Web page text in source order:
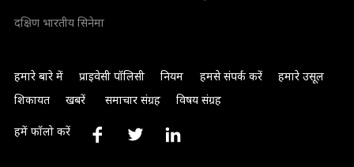
दक्षिण भारतीय सिनेमा
हमारे बारे में प्राइवेसी पॉलिसी नियम हमसे संपर्क करें
हमारे उसूल
शिकायत
खबरें समाचार संग्रह विषय संग्रह
हमें फॉलो करें